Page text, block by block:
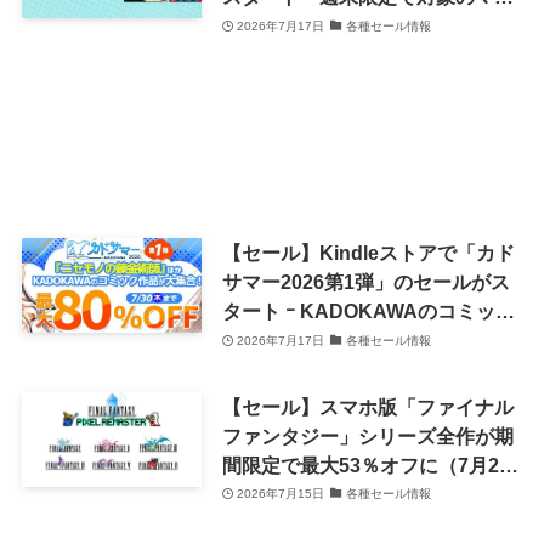
ガが50％ポイント還元に
2026年7月17日 各種セール情報
【セール】Kindleストアで「カド
サマー2026第1弾」のセールがス
タート ｰ KADOKAWAのコミック
が最大80％オフに
2026年7月17日 各種セール情報
【セール】スマホ版「ファイナル
ファンタジー」シリーズ全作が期
間限定で最大53％オフに（7月28
日まで）
2026年7月15日 各種セール情報